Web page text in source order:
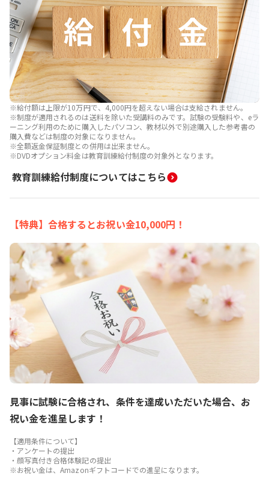
※給付額は上限が10万円で、4,000円を超えない場合は支給されません。
※制度が適用されるのは送料を除いた受講料のみです。試験の受験料や、eラ
ーニング利用のために購入したパソコン、教材以外で別途購入した参考書の
購入費などは制度の対象になりません。
※全額返金保証制度との併用は出来ません。
※DVDオプション料金は教育訓練給付制度の対象外となります。
教育訓練給付制度についてはこちら
【特典】合格するとお祝い金10,000円！
見事に試験に合格され、条件を達成いただいた場合、お
祝い金を進呈します！
【適用条件について】
・アンケートの提出
・顔写真付き合格体験記の提出
※お祝い金は、Amazonギフトコードでの進呈になります。